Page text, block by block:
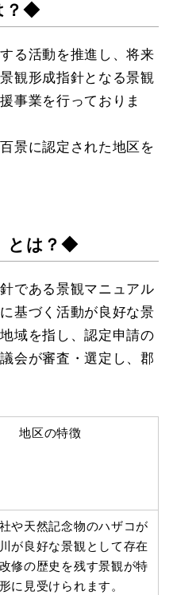
？◆
る活動を推進し、将来
観形成指針となる景観
事業を行っておりま
景に認定された地区を
とは？◆
である景観マニュアル
基づく活動が良好な景
域を指し、認定申請の
会が審査・選定し、郡
地区の特徴
や天然記念物のハザコが
が良好な景観として存在
修の歴史を残す景観が特
に見受けられます。